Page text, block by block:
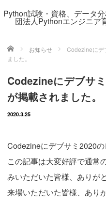
Python試験・資格、データ
団法人Pythonエンジニア
ホーム お知らせ
Codezineにデ
ました。
Codezineにデブサ
が掲載されました。
2020.3.25
Codezineにデブサミ2020の
この記事は大変好評で通常
みいただいた皆様、ありが
来場いただいた皆様、あり